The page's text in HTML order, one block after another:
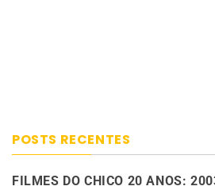
POSTS RECENTES
FILMES DO CHICO 20 ANOS: